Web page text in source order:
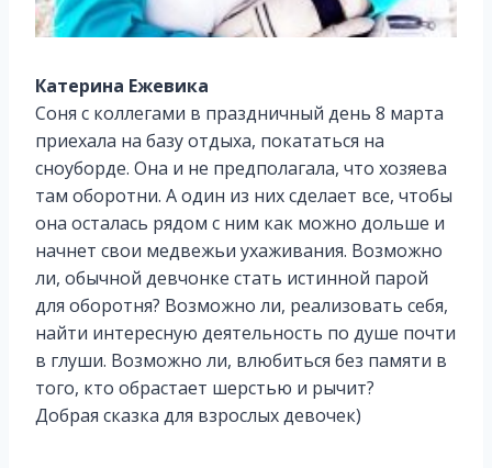
Катерина Ежевика
Соня с коллегами в праздничный день 8 марта
приехала на базу отдыха, покататься на
сноуборде. Она и не предполагала, что хозяева
там оборотни. А один из них сделает все, чтобы
она осталась рядом с ним как можно дольше и
начнет свои медвежьи ухаживания. Возможно
ли, обычной девчонке стать истинной парой
для оборотня? Возможно ли, реализовать себя,
найти интересную деятельность по душе почти
в глуши. Возможно ли, влюбиться без памяти в
того, кто обрастает шерстью и рычит?
Добрая сказка для взрослых девочек)